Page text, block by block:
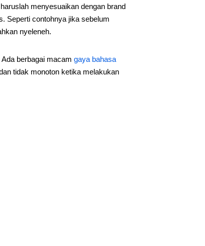
menyesuaikan dengan brand
Seperti contohnya jika sebelum
nyeleneh.
berbagai macam gaya bahasa
tidak monoton ketika melakukan